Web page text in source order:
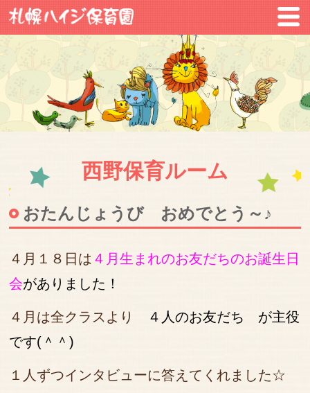
西野保育ルーム
おたんじょうび おめでとう～♪
４月１８日は ４月生まれのお友だちのお誕生日
会がありました！
４月は全クラスより
４人のお友だち が主役
です(＾＾)
１人ずつインタビューに答えてくれました☆